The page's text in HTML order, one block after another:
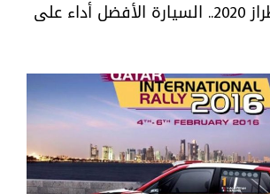
نيسان GT-R طراز 2020.. السيارة الأفضل أداء على